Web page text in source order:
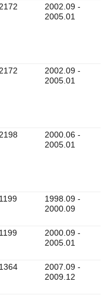
2172
2002.09 -
2005.01
2172
2002.09 -
2005.01
2198
2000.06 -
2005.01
1199
1998.09 -
2000.09
1199
2000.09 -
2005.01
1364
2007.09 -
2009.12